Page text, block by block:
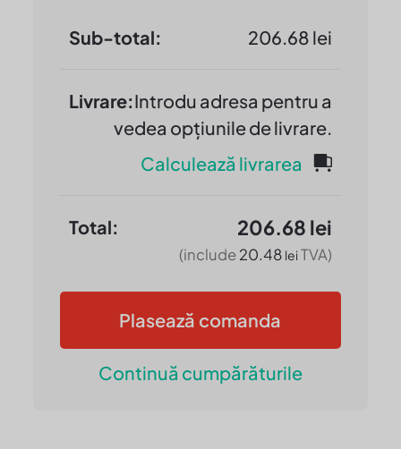
206.68 lei
Introdu adresa pentru a
vedea opțiunile de livrare.
Calculează livrarea
206.68 lei
(include20.48 lei TVA)
Plasează comanda
Continuă cumpărăturile